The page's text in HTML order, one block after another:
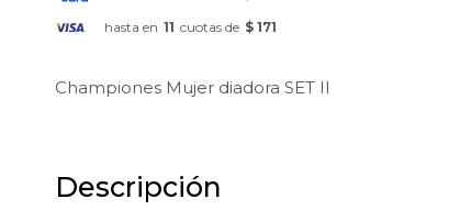
hasta en 11 cuotas de $ 171
Championes Mujer diadora SET II
Descripción